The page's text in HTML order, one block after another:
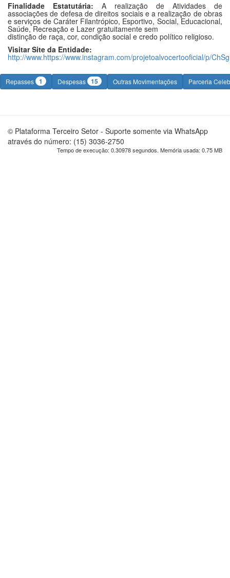
Finalidade Estatutária: A realização de Atividades de
associações de defesa de direitos sociais e a realização de obras
e serviços de Caráter Filantrópico, Esportivo, Social, Educacional,
Saúde, Recreação e Lazer gratuitamente sem
distinção de raça, cor, condição social e credo político religioso.
Visitar Site da Entidade:
http://www.https://www.instagram.com/projetoalvocertooficial/p/
Repasses 1 Despesas 15 Outras Movimentações Parceria
© Plataforma Terceiro Setor - Suporte somente via WhatsApp
através do número: (15) 3036-2750
Tempo de execução: 0.30978 segundos. Memória usada: 0.75 MB